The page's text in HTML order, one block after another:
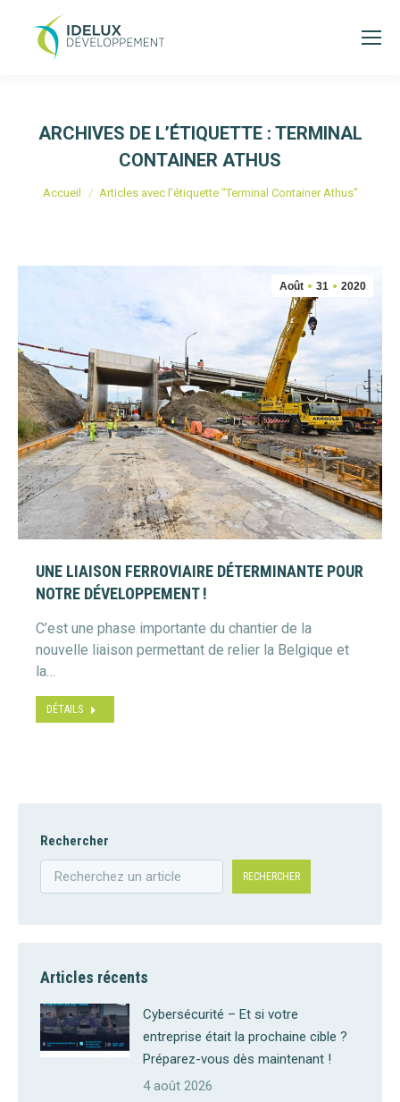
ARCHIVES DE L’ÉTIQUETTE : TERMINAL
CONTAINER ATHUS
Vous êtes ici :
Accueil Articles avec l’étiquette "Terminal Container Athus"
Août 31 2020
UNE LIAISON FERROVIAIRE DÉTERMINANTE POUR
NOTRE DÉVELOPPEMENT !
C’est une phase importante du chantier de la
nouvelle liaison permettant de relier la Belgique et
la…
DÉTAILS
Rechercher
RECHERCHER
Articles récents
Cybersécurité – Et si votre
entreprise était la prochaine cible ?
Préparez-vous dès maintenant !
4 août 2026